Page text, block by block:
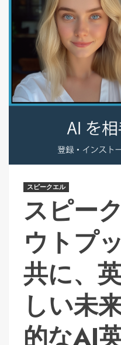
スピークエル
スピー
ウトプ
共に、
しい未
的なAI